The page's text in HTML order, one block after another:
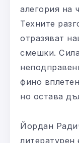
алегория на
Техните
отразяват
смешки.
фино
но остава
Йордан
литературен